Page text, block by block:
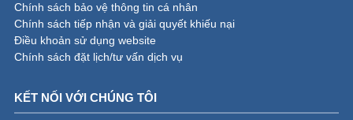
Chính sách bảo vệ thông tin cá nhân
Chính sách tiếp nhận và giải quyết khiếu nại
Điều khoản sử dụng website
Chính sách đặt lịch/tư vấn dịch vụ
KẾT NỐI VỚI CHÚNG TÔI